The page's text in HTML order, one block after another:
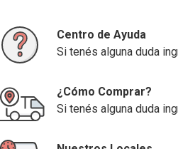
Centro de Ayuda
Si tenés alguna duda
¿Cómo Comprar?
Si tenés alguna duda